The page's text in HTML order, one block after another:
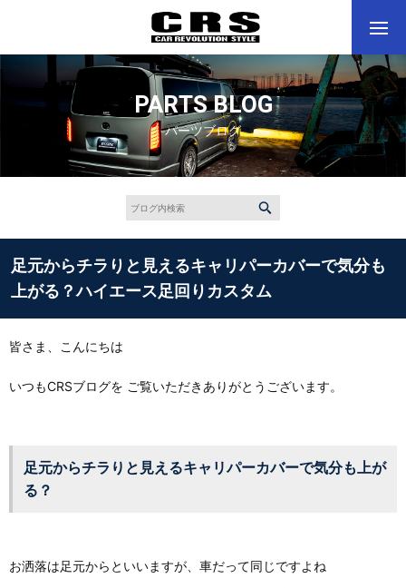
PARTS BLOG
パーツブログ
足元からチラりと見えるキャリパーカバーで気分も
上がる？ハイエース足回りカスタム
皆さま、こんにちは
いつもCRSブログを ご覧いただきありがとうございます。
足元からチラりと見えるキャリパーカバーで気分も上が
る？
お洒落は足元からといいますが、車だって同じですよね